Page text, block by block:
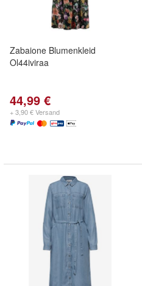
Zabaione Blumenkleid
Ol44iviraa
44,99 €
+ 3,90 € Versand